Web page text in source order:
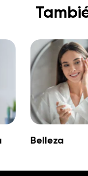
Belleza